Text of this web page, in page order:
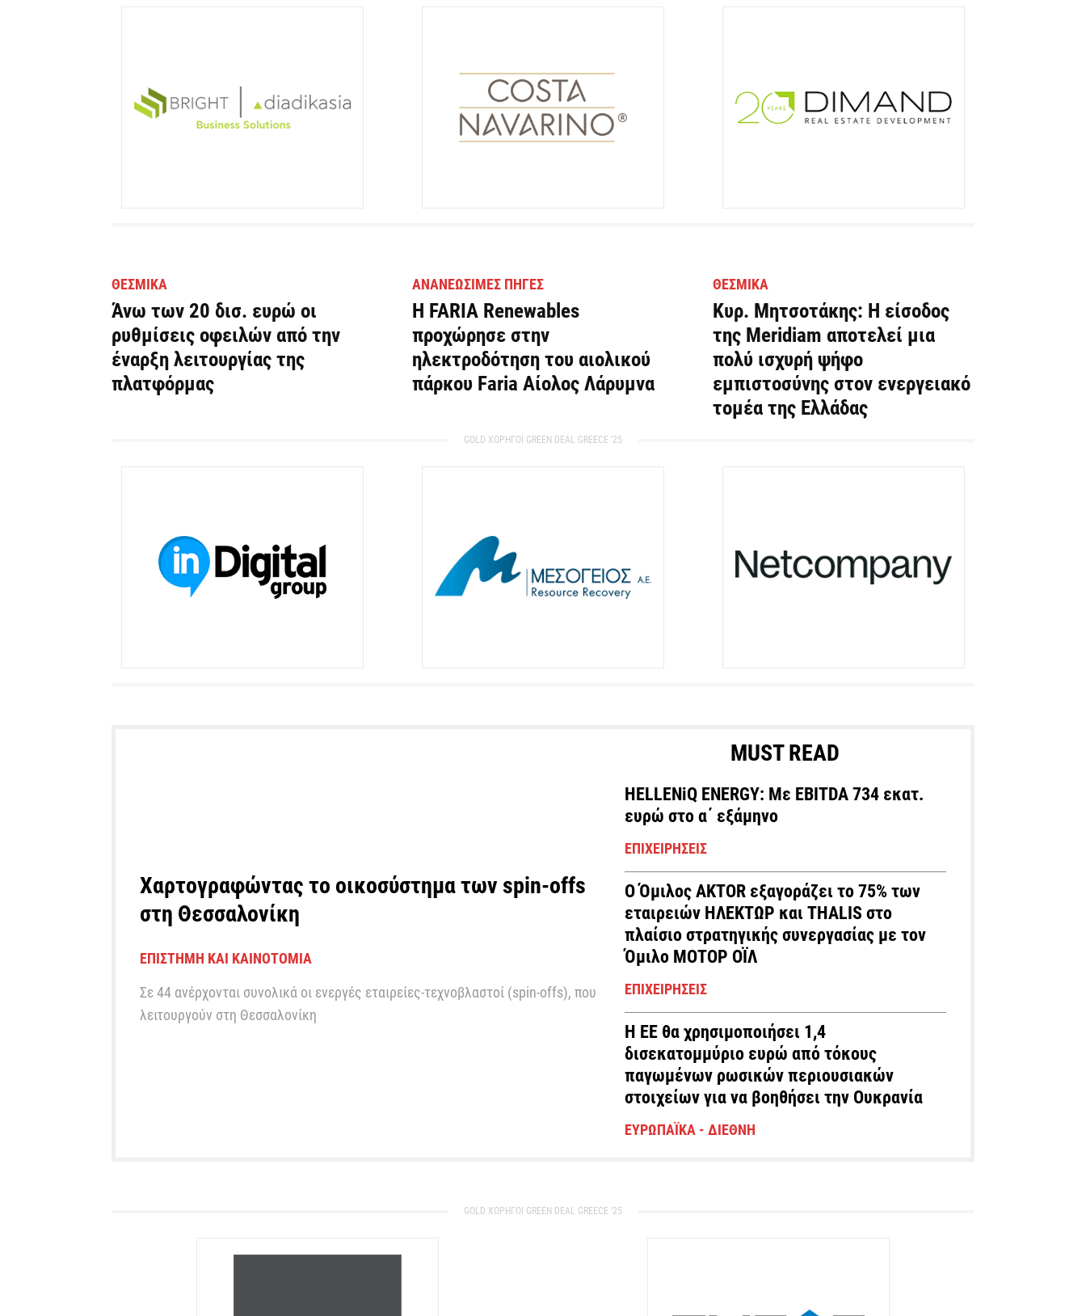
ΘΕΣΜΙΚΆ
Άνω των 20 δισ. ευρώ οι
ρυθμίσεις οφειλών από την
έναρξη λειτουργίας της
πλατφόρμας
ΑΝΑΝΕΏΣΙΜΕΣ ΠΗΓΈΣ
Η FARIA Renewables
προχώρησε στην
ηλεκτροδότηση του αιολικού
πάρκου Faria Αίολος Λάρυμνα
ΘΕΣΜΙΚΆ
Κυρ. Μητσοτάκης: Η είσοδος
της Meridiam αποτελεί μια
πολύ ισχυρή ψήφο
εμπιστοσύνης στον ενεργειακό
τομέα της Ελλάδας
GOLD ΧΟΡΗΓΟΙ GREEN DEAL GREECE '25
Χαρτογραφώντας το οικοσύστημα των spin-offs
στη Θεσσαλονίκη
ΕΠΙΣΤΉΜΗ ΚΑΙ ΚΑΙΝΟΤΟΜΊΑ
Σε 44 ανέρχονται συνολικά οι ενεργές εταιρείες-τεχνοβλαστοί (spin-offs), που
λειτουργούν στη Θεσσαλονίκη
MUST READ
HELLENiQ ENERGY: Με EBITDA 734 εκατ.
ευρώ στο α΄ εξάμηνο
ΕΠΙΧΕΙΡΉΣΕΙΣ
Ο Όμιλος AKTOR εξαγοράζει το 75% των
εταιρειών ΗΛΕΚΤΩΡ και THALIS στο
πλαίσιο στρατηγικής συνεργασίας με τον
Όμιλο ΜΟΤΟΡ ΟΪΛ
ΕΠΙΧΕΙΡΉΣΕΙΣ
Η ΕΕ θα χρησιμοποιήσει 1,4
δισεκατομμύριο ευρώ από τόκους
παγωμένων ρωσικών περιουσιακών
στοιχείων για να βοηθήσει την Ουκρανία
ΕΥΡΩΠΑΪΚΆ - ΔΙΕΘΝΉ
GOLD ΧΟΡΗΓΟΙ GREEN DEAL GREECE '25